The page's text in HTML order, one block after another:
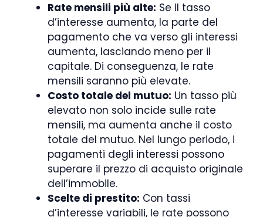
Rate mensili più alte: Se il tasso
d’interesse aumenta, la parte del
pagamento che va verso gli interessi
aumenta, lasciando meno per il
capitale. Di conseguenza, le rate
mensili saranno più elevate.
Costo totale del mutuo: Un tasso più
elevato non solo incide sulle rate
mensili, ma aumenta anche il costo
totale del mutuo. Nel lungo periodo, i
pagamenti degli interessi possono
superare il prezzo di acquisto originale
dell’immobile.
Scelte di prestito: Con tassi
d’interesse variabili, le rate possono